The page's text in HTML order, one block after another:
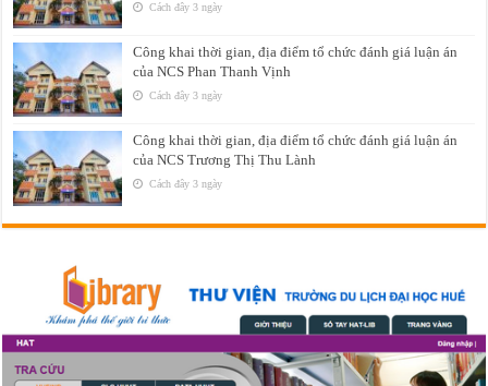
Cách đây 3 ngày
Công khai thời gian, địa điểm tổ chức đánh giá luận án
của NCS Phan Thanh Vịnh
Cách đây 3 ngày
Công khai thời gian, địa điểm tổ chức đánh giá luận án
của NCS Trương Thị Thu Lành
Cách đây 3 ngày